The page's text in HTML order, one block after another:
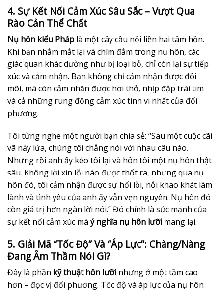
4. Sự Kết Nối Cảm Xúc Sâu Sắc – Vượt Qua
Rào Cản Thể Chất
Nụ hôn kiểu Pháp là một cây cầu nối liền hai tâm hồn.
Khi bạn nhắm mắt lại và chìm đắm trong nụ hôn, các
giác quan khác dường như bị loại bỏ, chỉ còn lại sự tiếp
xúc và cảm nhận. Bạn không chỉ cảm nhận được đôi
môi, mà còn cảm nhận được hơi thở, nhịp đập trái tim
và cả những rung động cảm xúc tinh vi nhất của đối
phương.
Tôi từng nghe một người bạn chia sẻ: “Sau một cuộc cãi
vã nảy lửa, chúng tôi chẳng nói với nhau câu nào.
Nhưng rồi anh ấy kéo tôi lại và hôn tôi một nụ hôn thật
sâu. Không lời xin lỗi nào được thốt ra, nhưng qua nụ
hôn đó, tôi cảm nhận được sự hối lỗi, nỗi khao khát làm
lành và tình yêu của anh ấy vẫn vẹn nguyên. Nụ hôn đó
còn giá trị hơn ngàn lời nói.” Đó chính là sức mạnh của
sự kết nối cảm xúc màý nghĩa nụ hôn lưỡi mang lại.
5. Giải Mã “Tốc Độ” Và “Áp Lực”: Chàng/Nàng
Đang Âm Thầm Nói Gì?
Đây là phần kỹ thuật hôn lưỡi nhưng ở một tầm cao
hơn – đọc vị đối phương. Tốc độ và áp lực của nụ hôn